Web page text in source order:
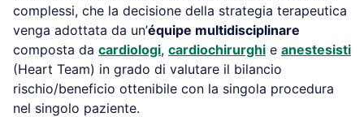
complessi, che la decisione della strategia terapeutica
venga adottata da un’équipe multidisciplinare
composta da cardiologi, cardiochirurghi e anestesisti
(Heart Team) in grado di valutare il bilancio
rischio/beneficio ottenibile con la singola procedura
nel singolo paziente.